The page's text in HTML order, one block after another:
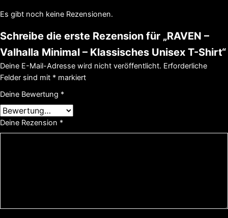
Es gibt noch keine Rezensionen.
Schreibe die erste Rezension für „RAVEN –
Valhalla Minimal – Klassisches Unisex T-Shirt“
Deine E-Mail-Adresse wird nicht veröffentlicht. Erforderliche
Felder sind mit * markiert
Deine Bewertung *
Deine Rezension *